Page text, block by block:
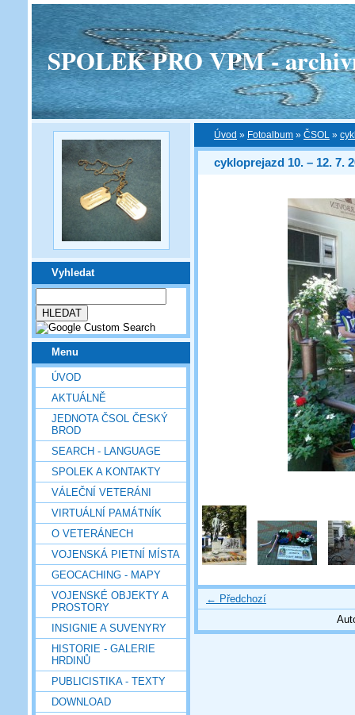
SPOLEK PRO VPM -
Vyhledat
Menu
ÚVOD
AKTUÁLNĚ
JEDNOTA ČSOL ČESKÝ
BROD
SEARCH - LANGUAGE
SPOLEK A KONTAKTY
VÁLEČNÍ VETERÁNI
VIRTUÁLNÍ PAMÁTNÍK
O VETERÁNECH
VOJENSKÁ PIETNÍ MÍSTA
GEOCACHING - MAPY
VOJENSKÉ OBJEKTY A
PROSTORY
INSIGNIE A SUVENYRY
HISTORIE - GALERIE
HRDINŮ
PUBLICISTIKA - TEXTY
DOWNLOAD
Úvod » Fotoalbum » ČSOL »
cykloprejazd 10. – 12. 7.
← Předchozí